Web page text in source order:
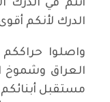
أنتم في الدرك
الدرك لأنكم
واصلوا
العراق وشموخ
مستقبل